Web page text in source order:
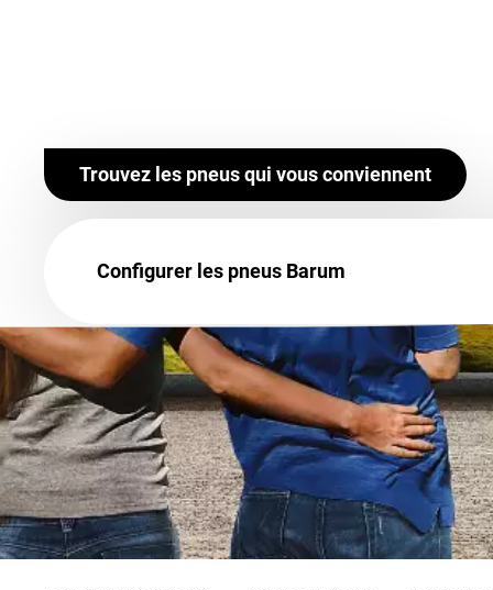
Trouvez les pneus qui vous conviennent
Configurer les pneus Barum